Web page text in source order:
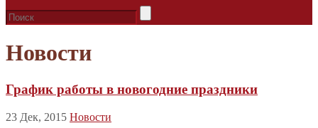
Новости
График работы в новогодние праздники
23 Дек, 2015 Новости